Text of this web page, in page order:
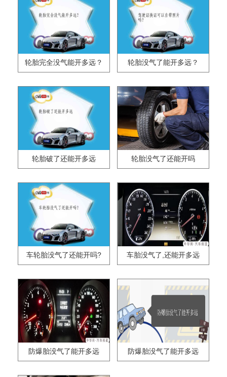
轮胎完全没气能开多远？ 轮胎没气了能开多远？
轮胎破了还能开多远 轮胎没气了还能开吗
车轮胎没气了还能开吗? 车胎没气了,还能开多远
防爆胎没气了能开多远 防爆胎没气了能开多远